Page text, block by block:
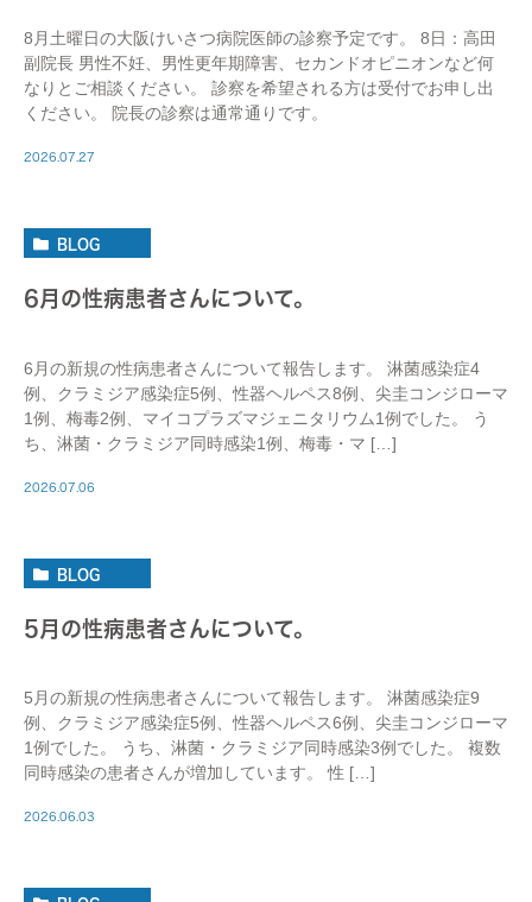
8月土曜日の大阪けいさつ病院医師の診察予定です。 8日：高田
副院長 男性不妊、男性更年期障害、セカンドオピニオンなど何
なりとご相談ください。 診察を希望される方は受付でお申し出
ください。 院長の診察は通常通りです。
2026.07.27
BLOG
6月の性病患者さんについて。
6月の新規の性病患者さんについて報告します。 淋菌感染症4
例、クラミジア感染症5例、性器ヘルペス8例、尖圭コンジローマ
1例、梅毒2例、マイコプラズマジェニタリウム1例でした。 う
ち、淋菌・クラミジア同時感染1例、梅毒・マ […]
2026.07.06
BLOG
5月の性病患者さんについて。
5月の新規の性病患者さんについて報告します。 淋菌感染症9
例、クラミジア感染症5例、性器ヘルペス6例、尖圭コンジローマ
1例でした。 うち、淋菌・クラミジア同時感染3例でした。 複数
同時感染の患者さんが増加しています。 性 […]
2026.06.03